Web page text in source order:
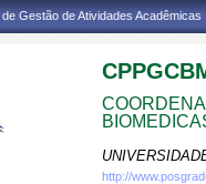
Gestão de Atividades Acadêmicas
http://